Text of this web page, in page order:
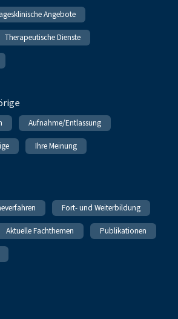
Angebote
Therapeutische Dienste
Aufnahme/Entlassung
Ihre Meinung
Fort- und Weiterbildung
Aktuelle Fachthemen Publikationen